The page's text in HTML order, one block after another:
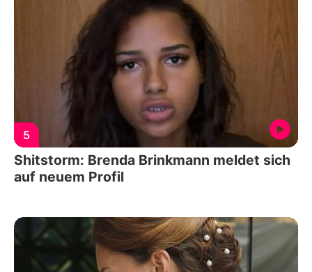
5
Shitstorm: Brenda Brinkmann meldet sich
auf neuem Profil